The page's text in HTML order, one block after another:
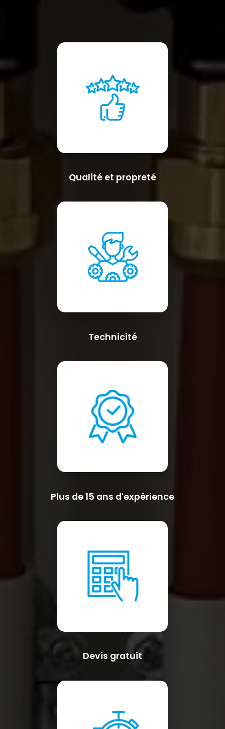
Qualité et propreté
Technicité
Plus de 15 ans d'expérience
Devis gratuit